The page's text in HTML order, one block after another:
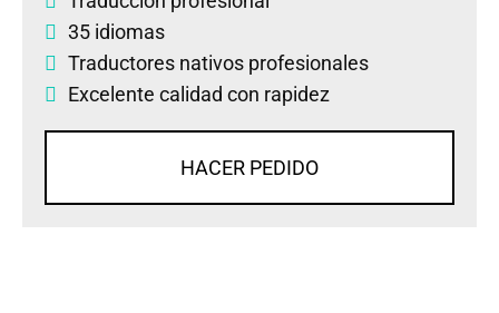
35 idiomas
Traductores nativos profesionales
Excelente calidad con rapidez
HACER PEDIDO